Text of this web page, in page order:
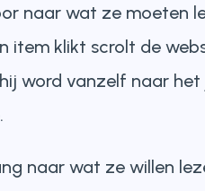
naar wat ze moeten
item klikt scrolt de
word vanzelf naar
naar wat ze willen